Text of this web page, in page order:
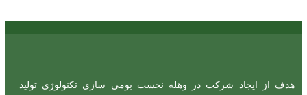
هدف از ایجاد شرکت در وهله نخست بومی سازی تکنولوژی تولید